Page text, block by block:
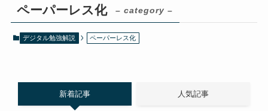
ペーパーレス化 – category –
デジタル勉強解説 ペーパーレス化
新着記事 人気記事